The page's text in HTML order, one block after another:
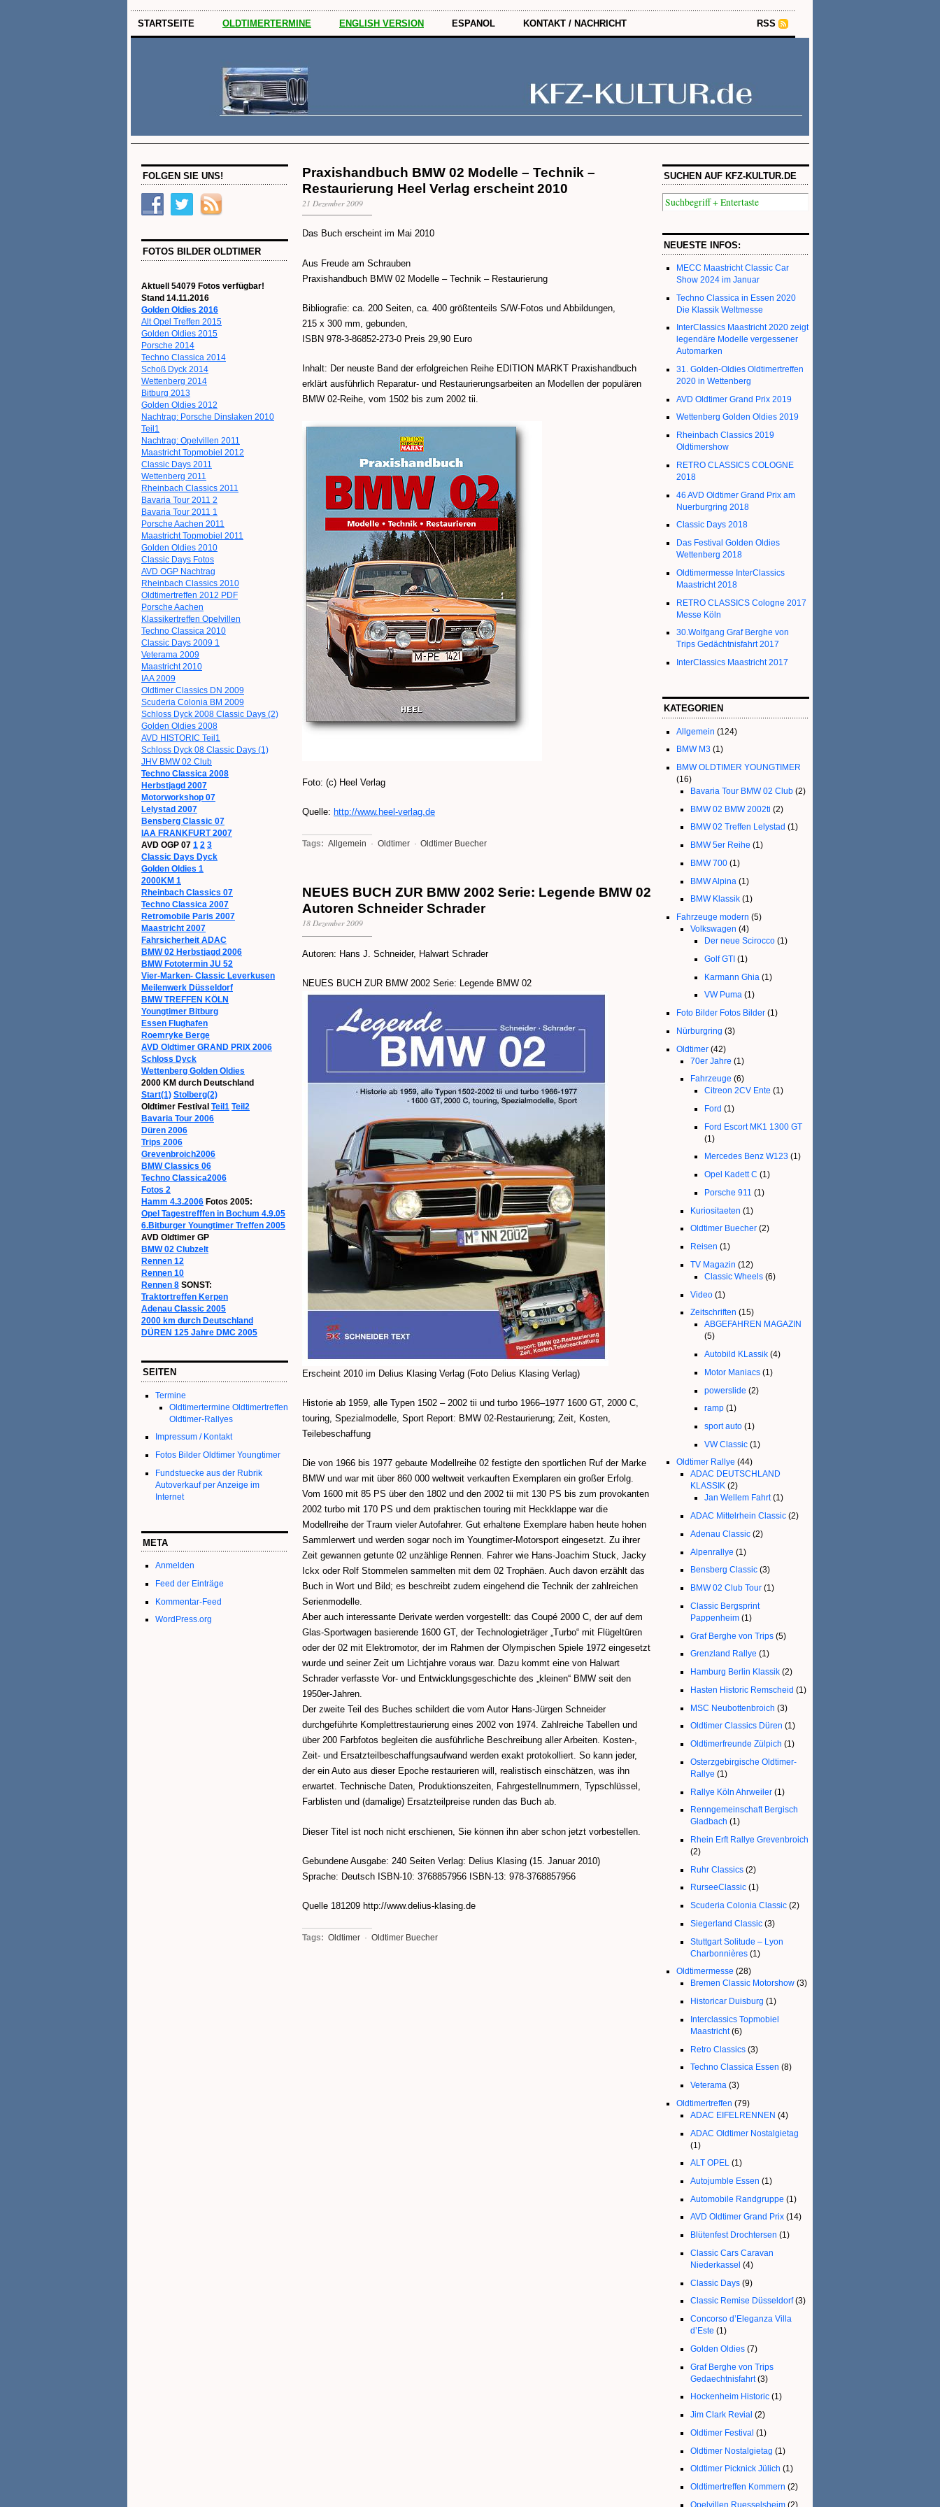
STARTSEITE OLDTIMERTERMINE ENGLISH VERSION ESPANOL KONTAKT / NACHRICHT RSS
FOLGEN SIE UNS!
FOTOS BILDER OLDTIMER
Aktuell 54079 Fotos verfügbar!
Stand 14.11.2016
Golden Oldies 2016
Alt Opel Treffen 2015
Golden Oldies 2015
Porsche 2014
Techno Classica 2014
Schoß Dyck 2014
Wettenberg 2014
Bitburg 2013
Golden Oldies 2012
Nachtrag: Porsche Dinslaken 2010
Teil1
Nachtrag: Opelvillen 2011
Maastricht Topmobiel 2012
Classic Days 2011
Wettenberg 2011
Rheinbach Classics 2011
Bavaria Tour 2011 2
Bavaria Tour 2011 1
Porsche Aachen 2011
Maastricht Topmobiel 2011
Golden Oldies 2010
Classic Days Fotos
AVD OGP Nachtrag
Rheinbach Classics 2010
Oldtimertreffen 2012 PDF
Porsche Aachen
Klassikertreffen Opelvillen
Techno Classica 2010
Classic Days 2009 1
Veterama 2009
Maastricht 2010
IAA 2009
Oldtimer Classics DN 2009
Scuderia Colonia BM 2009
Schloss Dyck 2008 Classic Days (2)
Golden Oldies 2008
AVD HISTORIC Teil1
Schloss Dyck 08 Classic Days (1)
JHV BMW 02 Club
Techno Classica 2008
Herbstjagd 2007
Motorworkshop 07
Lelystad 2007
Bensberg Classic 07
IAA FRANKFURT 2007
AVD OGP 07 1 2 3
Classic Days Dyck
Golden Oldies 1
2000KM 1
Rheinbach Classics 07
Techno Classica 2007
Retromobile Paris 2007
Maastricht 2007
Fahrsicherheit ADAC
BMW 02 Herbstjagd 2006
BMW Fototermin JU 52
Vier-Marken- Classic Leverkusen
Meilenwerk Düsseldorf
BMW TREFFEN KÖLN
Youngtimer Bitburg
Essen Flughafen
Roemryke Berge
AVD Oldtimer GRAND PRIX 2006
Schloss Dyck
Wettenberg Golden Oldies
2000 KM durch Deutschland
Start(1) Stolberg(2)
Oldtimer Festival Teil1 Teil2
Bavaria Tour 2006
Düren 2006
Trips 2006
Grevenbroich2006
BMW Classics 06
Techno Classica2006
Fotos 2
Hamm 4.3.2006 Fotos 2005:
Opel Tagestrefffen in Bochum 4.9.05
6.Bitburger Youngtimer Treffen 2005
AVD Oldtimer GP
BMW 02 Clubzelt
Rennen 12
Rennen 10
Rennen 8 SONST:
Traktortreffen Kerpen
Adenau Classic 2005
2000 km durch Deutschland
DÜREN 125 Jahre DMC 2005
SEITEN
Termine
Oldtimertermine Oldtimertreffen
Oldtimer-Rallyes
Impressum / Kontakt
Fotos Bilder Oldtimer Youngtimer
Fundstuecke aus der Rubrik
Autoverkauf per Anzeige im
Internet
META
Anmelden
Feed der Einträge
Kommentar-Feed
WordPress.org
Praxishandbuch BMW 02 Modelle – Technik –
Restaurierung Heel Verlag erscheint 2010
21 Dezember 2009
Das Buch erscheint im Mai 2010
Aus Freude am Schrauben
Praxishandbuch BMW 02 Modelle – Technik – Restaurierung
Bibliografie: ca. 200 Seiten, ca. 400 größtenteils S/W-Fotos und Abbildungen,
215 x 300 mm, gebunden,
ISBN 978-3-86852-273-0 Preis 29,90 Euro
Inhalt: Der neuste Band der erfolgreichen Reihe EDITION MARKT Praxishandbuch
erklärt ausführlich Reparatur- und Restaurierungsarbeiten an Modellen der populären
BMW 02-Reihe, vom 1502 bis zum 2002 tii.
Foto: (c) Heel Verlag
Quelle: http://www.heel-verlag.de
Tags: Allgemein · Oldtimer · Oldtimer Buecher
NEUES BUCH ZUR BMW 2002 Serie: Legende BMW 02
Autoren Schneider Schrader
18 Dezember 2009
Autoren: Hans J. Schneider, Halwart Schrader
NEUES BUCH ZUR BMW 2002 Serie: Legende BMW 02
Erscheint 2010 im Delius Klasing Verlag (Foto Delius Klasing Verlag)
Historie ab 1959, alle Typen 1502 – 2002 tii und turbo 1966–1977 1600 GT, 2000 C,
touring, Spezialmodelle, Sport Report: BMW 02-Restaurierung; Zeit, Kosten,
Teilebeschaffung
Die von 1966 bis 1977 gebaute Modellreihe 02 festigte den sportlichen Ruf der Marke
BMW und war mit über 860 000 weltweit verkauften Exemplaren ein großer Erfolg.
Vom 1600 mit 85 PS über den 1802 und den 2002 tii mit 130 PS bis zum provokanten
2002 turbo mit 170 PS und dem praktischen touring mit Heckklappe war die
Modellreihe der Traum vieler Autofahrer. Gut erhaltene Exemplare haben heute hohen
Sammlerwert und werden sogar noch im Youngtimer-Motorsport eingesetzt. Zu ihrer
Zeit gewannen getunte 02 unzählige Rennen. Fahrer wie Hans-Joachim Stuck, Jacky
Ickx oder Rolf Stommelen sammelten mit dem 02 Trophäen. Auch davon erzählt das
Buch in Wort und Bild; es beschreibt zudem eingehend die Technik der zahlreichen
Serienmodelle.
Aber auch interessante Derivate werden vorgestellt: das Coupé 2000 C, der auf dem
Glas-Sportwagen basierende 1600 GT, der Technologieträger „Turbo“ mit Flügeltüren
oder der 02 mit Elektromotor, der im Rahmen der Olympischen Spiele 1972 eingesetzt
wurde und seiner Zeit um Lichtjahre voraus war. Dazu kommt eine von Halwart
Schrader verfasste Vor- und Entwicklungsgeschichte des „kleinen“ BMW seit den
1950er-Jahren.
Der zweite Teil des Buches schildert die vom Autor Hans-Jürgen Schneider
durchgeführte Komplettrestaurierung eines 2002 von 1974. Zahlreiche Tabellen und
über 200 Farbfotos begleiten die ausführliche Beschreibung aller Arbeiten. Kosten-,
Zeit- und Ersatzteilbeschaffungsaufwand werden exakt protokolliert. So kann jeder,
der ein Auto aus dieser Epoche restaurieren will, realistisch einschätzen, was ihn
erwartet. Technische Daten, Produktionszeiten, Fahrgestellnummern, Typschlüssel,
Farblisten und (damalige) Ersatzteilpreise runden das Buch ab.
Dieser Titel ist noch nicht erschienen, Sie können ihn aber schon jetzt vorbestellen.
Gebundene Ausgabe: 240 Seiten Verlag: Delius Klasing (15. Januar 2010)
Sprache: Deutsch ISBN-10: 3768857956 ISBN-13: 978-3768857956
Quelle 181209 http://www.delius-klasing.de
Tags: Oldtimer · Oldtimer Buecher
SUCHEN AUF KFZ-KULTUR.DE
NEUESTE INFOS:
MECC Maastricht Classic Car
Show 2024 im Januar
Techno Classica in Essen 2020
Die Klassik Weltmesse
InterClassics Maastricht 2020 zeigt
legendäre Modelle vergessener
Automarken
31. Golden-Oldies Oldtimertreffen
2020 in Wettenberg
AVD Oldtimer Grand Prix 2019
Wettenberg Golden Oldies 2019
Rheinbach Classics 2019
Oldtimershow
RETRO CLASSICS COLOGNE
2018
46 AVD Oldtimer Grand Prix am
Nuerburgring 2018
Classic Days 2018
Das Festival Golden Oldies
Wettenberg 2018
Oldtimermesse InterClassics
Maastricht 2018
RETRO CLASSICS Cologne 2017
Messe Köln
30.Wolfgang Graf Berghe von
Trips Gedächtnisfahrt 2017
InterClassics Maastricht 2017
KATEGORIEN
Allgemein (124)
BMW M3 (1)
BMW OLDTIMER YOUNGTIMER
(16)
Bavaria Tour BMW 02 Club (2)
BMW 02 BMW 2002ti (2)
BMW 02 Treffen Lelystad (1)
BMW 5er Reihe (1)
BMW 700 (1)
BMW Alpina (1)
BMW Klassik (1)
Fahrzeuge modern (5)
Volkswagen (4)
Der neue Scirocco (1)
Golf GTI (1)
Karmann Ghia (1)
VW Puma (1)
Foto Bilder Fotos Bilder (1)
Nürburgring (3)
Oldtimer (42)
70er Jahre (1)
Fahrzeuge (6)
Citreon 2CV Ente (1)
Ford (1)
Ford Escort MK1 1300 GT
(1)
Mercedes Benz W123 (1)
Opel Kadett C (1)
Porsche 911 (1)
Kuriositaeten (1)
Oldtimer Buecher (2)
Reisen (1)
TV Magazin (12)
Classic Wheels (6)
Video (1)
Zeitschriften (15)
ABGEFAHREN MAGAZIN
(5)
Autobild KLassik (4)
Motor Maniacs (1)
powerslide (2)
ramp (1)
sport auto (1)
VW Classic (1)
Oldtimer Rallye (44)
ADAC DEUTSCHLAND
KLASSIK (2)
Jan Wellem Fahrt(1)
ADAC Mittelrhein Classic (2)
Adenau Classic (2)
Alpenrallye (1)
Bensberg Classic (3)
BMW 02 Club Tour (1)
Classic Bergsprint
Pappenheim (1)
Graf Berghe von Trips (5)
Grenzland Rallye (1)
Hamburg Berlin Klassik (2)
Hasten Historic Remscheid (1)
MSC Neubottenbroich (3)
Oldtimer Classics Düren (1)
Oldtimerfreunde Zülpich (1)
Osterzgebirgische Oldtimer-
Rallye (1)
Rallye Köln Ahrweiler (1)
Renngemeinschaft Bergisch
Gladbach (1)
Rhein Erft Rallye Grevenbroich
(2)
Ruhr Classics (2)
RurseeClassic (1)
Scuderia Colonia Classic (2)
Siegerland Classic (3)
Stuttgart Solitude – Lyon
Charbonnières (1)
Oldtimermesse (28)
Bremen Classic Motorshow (3)
Historicar Duisburg (1)
Interclassics Topmobiel
Maastricht(6)
Retro Classics (3)
Techno Classica Essen (8)
Veterama (3)
Oldtimertreffen (79)
ADAC EIFELRENNEN (4)
ADAC Oldtimer Nostalgietag
(1)
ALT OPEL (1)
Autojumble Essen (1)
Automobile Randgruppe (1)
AVD Oldtimer Grand Prix (14)
Blütenfest Drochtersen (1)
Classic Cars Caravan
Niederkassel (4)
Classic Days (9)
Classic Remise Düsseldorf(3)
Concorso d’Eleganza Villa
d’Este (1)
Golden Oldies (7)
Graf Berghe von Trips
Gedaechtnisfahrt(3)
Hockenheim Historic (1)
Jim Clark Revial (2)
Oldtimer Festival (1)
Oldtimer Nostalgietag (1)
Oldtimer Picknick Jülich (1)
Oldtimertreffen Kommern (2)
Opelvillen Ruesselsheim (2)